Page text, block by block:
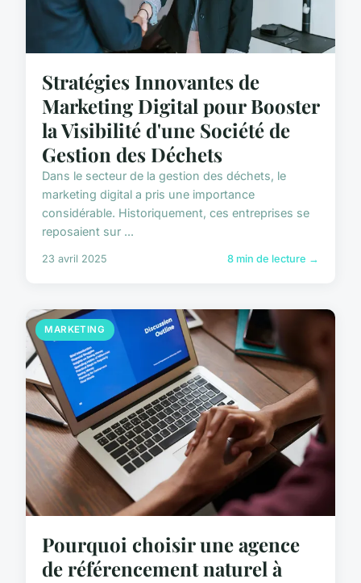
Stratégies Innovantes de
Marketing Digital pour Booster
la Visibilité d'une Société de
Gestion des Déchets
Dans le secteur de la gestion des déchets, le
marketing digital a pris une importance
considérable. Historiquement, ces entreprises se
reposaient sur ...
23 avril 2025 8 min de lecture →
MARKETING
Pourquoi choisir une agence
de référencement naturel à